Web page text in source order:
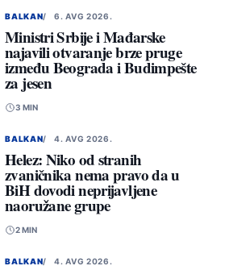
BALKAN 6. AVG 2026.
Ministri Srbije i Mađarske
najavili otvaranje brze pruge
između Beograda i Budimpešte
za jesen
3 MIN
BALKAN 4. AVG 2026.
Helez: Niko od stranih
zvaničnika nema pravo da u
BiH dovodi neprijavljene
naoružane grupe
2 MIN
BALKAN 4. AVG 2026.